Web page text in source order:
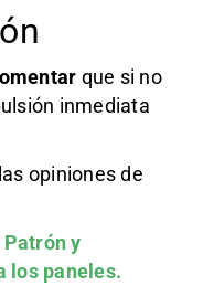
que si no
inmediata
opiniones de
Patróny
los paneles.